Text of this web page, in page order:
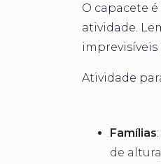
O capacete
atividade.
imprevisíveis
Atividade
Famílias
de